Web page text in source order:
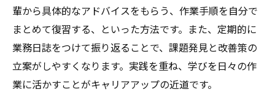
輩から具体的なアドバイスをもらう、作業手順を自分で
まとめて復習する、といった方法です。また、定期的に
業務日誌をつけて振り返ることで、課題発見と改善策の
立案がしやすくなります。実践を重ね、学びを日々の作
業に活かすことがキャリアアップの近道です。